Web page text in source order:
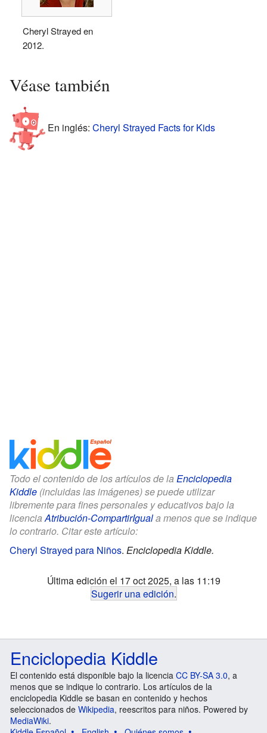
Cheryl Strayed en
2012.
Véase también
En inglés: Cheryl Strayed Facts for Kids
Todo el contenido de los artículos de la Enciclopedia
Kiddle (incluidas las imágenes) se puede utilizar
libremente para fines personales y educativos bajo la
licenciaAtribución-CompartirIguala menos que se indique
lo contrario. Citar este artículo:
Cheryl Strayed para Niños. Enciclopedia Kiddle.
Última edición el 17 oct 2025, a las 11:19
Sugerir una edición.
Enciclopedia Kiddle
El contenido está disponible bajo la licencia CC BY-SA 3.0, a
menos que se indique lo contrario. Los artículos de la
enciclopedia Kiddle se basan en contenido y hechos
seleccionados de Wikipedia, reescritos para niños. Powered by
MediaWiki.